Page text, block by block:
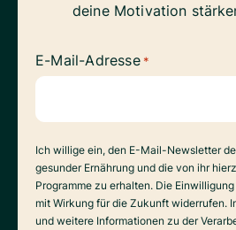
deine Motivation
E-Mail-Adresse *
Datenverarbeitung
Ich willige ein, den E-Mail-Newsletter
gesunder Ernährung und die von ihr
Programme zu erhalten. Die
mit Wirkung für die Zukunft widerrufen.
und weitere Informationen zu der